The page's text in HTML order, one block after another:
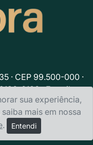
· CEP 99.500-000 ·
6106 · E-mail:
sua experiência,
mais em nossa
. Entendi